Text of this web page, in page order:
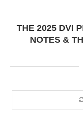
THE 2025 DVI
NOTES &